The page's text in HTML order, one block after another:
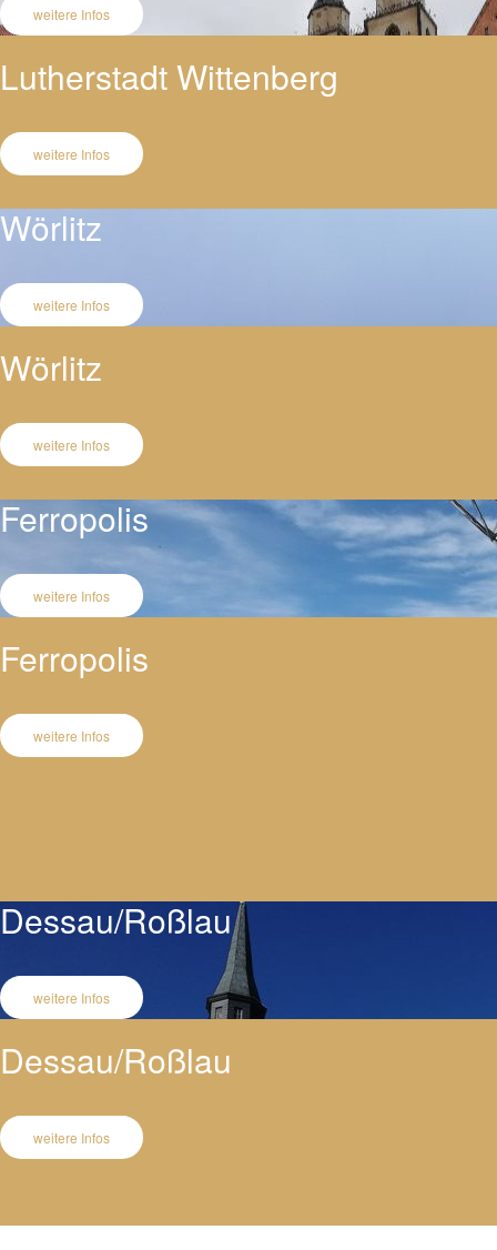
weitere Infos
Lutherstadt Wittenberg
weitere Infos
Wörlitz
weitere Infos
Wörlitz
weitere Infos
Ferropolis
weitere Infos
Ferropolis
weitere Infos
Dessau/Roßlau
weitere Infos
Dessau/Roßlau
weitere Infos